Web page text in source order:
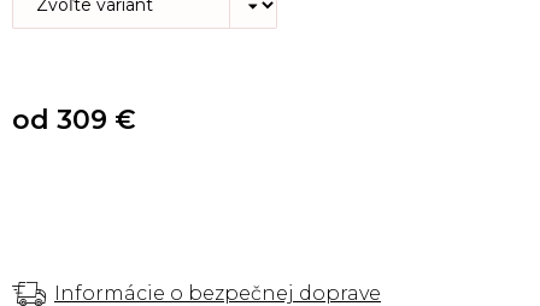
Informácie o bezpečnej doprave
od 309 €